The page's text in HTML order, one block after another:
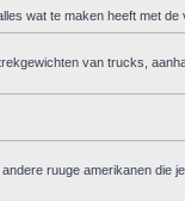
wat te maken heeft met
van trucks,
ruuge amerikanen die